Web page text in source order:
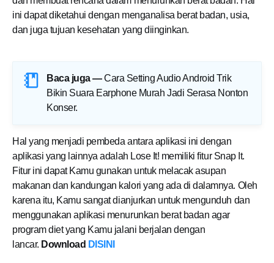
ini dapat diketahui dengan menganalisa berat badan, usia,
dan juga tujuan kesehatan yang diinginkan.
Baca juga — Cara Setting Audio Android Trik
Bikin Suara Earphone Murah Jadi Serasa Nonton
Konser.
Hal yang menjadi pembeda antara aplikasi ini dengan
aplikasi yang lainnya adalah Lose It! memiliki fitur Snap It.
Fitur ini dapat Kamu gunakan untuk melacak asupan
makanan dan kandungan kalori yang ada di dalamnya. Oleh
karena itu, Kamu sangat dianjurkan untuk mengunduh dan
menggunakan aplikasi menurunkan berat badan agar
program diet yang Kamu jalani berjalan dengan
lancar. Download DISINI